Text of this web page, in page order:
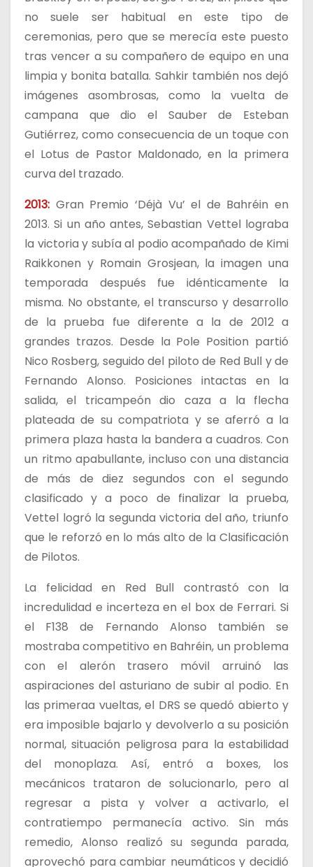
no suele ser habitual en este tipo de
ceremonias, pero que se merecía este puesto
tras vencer a su compañero de equipo en una
limpia y bonita batalla. Sahkir también nos dejó
imágenes asombrosas, como la vuelta de
campana que dio el Sauber de Esteban
Gutiérrez, como consecuencia de un toque con
el Lotus de Pastor Maldonado, en la primera
curva del trazado.
2013: Gran Premio ‘Déjà Vu’ el de Bahréin en
2013. Si un año antes, Sebastian Vettel lograba
la victoria y subía al podio acompañado de Kimi
Raikkonen y Romain Grosjean, la imagen una
temporada después fue idénticamente la
misma. No obstante, el transcurso y desarrollo
de la prueba fue diferente a la de 2012 a
grandes trazos. Desde la Pole Position partió
Nico Rosberg, seguido del piloto de Red Bull y de
Fernando Alonso. Posiciones intactas en la
salida, el tricampeón dio caza a la flecha
plateada de su compatriota y se aferró a la
primera plaza hasta la bandera a cuadros. Con
un ritmo apabullante, incluso con una distancia
de más de diez segundos con el segundo
clasificado y a poco de finalizar la prueba,
Vettel logró la segunda victoria del año, triunfo
que le reforzó en lo más alto de la Clasificación
de Pilotos.
La felicidad en Red Bull contrastó con la
incredulidad e incerteza en el box de Ferrari. Si
el F138 de Fernando Alonso también se
mostraba competitivo en Bahréin, un problema
con el alerón trasero móvil arruinó las
aspiraciones del asturiano de subir al podio. En
las primeraa vueltas, el DRS se quedó abierto y
era imposible bajarlo y devolverlo a su posición
normal, situación peligrosa para la estabilidad
del monoplaza. Así, entró a boxes, los
mecánicos trataron de solucionarlo, pero al
regresar a pista y volver a activarlo, el
contratiempo permanecía activo. Sin más
remedio, Alonso realizó su segunda parada,
aprovechó para cambiar neumáticos y decidió